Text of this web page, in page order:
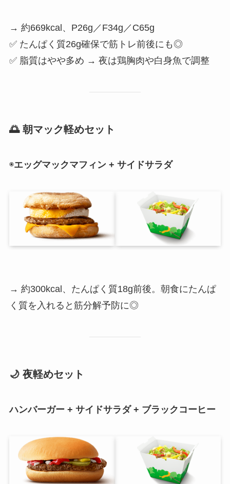
→ 約669kcal、P26g／F34g／C65g
✅ たんぱく質26g確保で筋トレ前後にも◎
✅ 脂質はやや多め → 夜は鶏胸肉や白身魚で調整
🌅 朝マック軽めセット
◉エッグマックマフィン + サイドサラダ
→ 約300kcal、たんぱく質18g前後。朝食にたんぱ
く質を入れると筋分解予防に◎
🌙 夜軽めセット
ハンバーガー + サイドサラダ + ブラックコーヒー